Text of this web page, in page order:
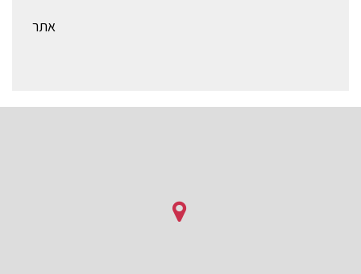
אתר